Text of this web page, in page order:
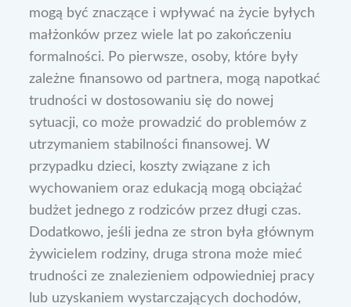
mogą być znaczące i wpływać na życie byłych
małżonków przez wiele lat po zakończeniu
formalności. Po pierwsze, osoby, które były
zależne finansowo od partnera, mogą napotkać
trudności w dostosowaniu się do nowej
sytuacji, co może prowadzić do problemów z
utrzymaniem stabilności finansowej. W
przypadku dzieci, koszty związane z ich
wychowaniem oraz edukacją mogą obciążać
budżet jednego z rodziców przez długi czas.
Dodatkowo, jeśli jedna ze stron była głównym
żywicielem rodziny, druga strona może mieć
trudności ze znalezieniem odpowiedniej pracy
lub uzyskaniem wystarczających dochodów,